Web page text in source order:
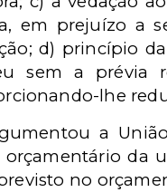
em prejuízo a
d) princípio
sem a prévia
lhe
a
da
no